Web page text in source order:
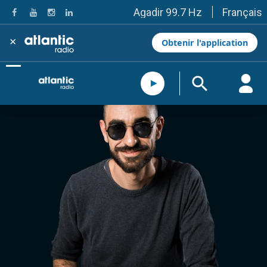
Agadir 99.7 Hz
Tanger 103.3 Hz
Tétouan 87.8 Hz
Fès 98.8 Hz
Meknès 97.2 Hz
El Jadida 97.3
Settat 104,6
Essaouira 96.6
Safi 92.3
Taza 103.0
Taounate 95.6
Tiznit 103.1
SkhourRhamna 92.2
Taroudant 104.9
Guelmim 91.9
Tan-Tan 95.2
Tafraout 104.9
Casablanca 92.5 Hz
Rabat, Salé 106.9 Hz
Marrakech 90.5 Hz
Français
× Obtenir l'application